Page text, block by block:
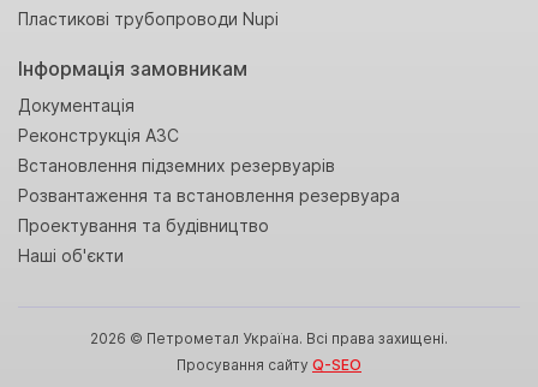
Пластикові трубопроводи Nupi
Інформація замовникам
Документація
Реконструкція АЗС
Встановлення підземних резервуарів
Розвантаження та встановлення резервуара
Проектування та будівництво
Наші об'єкти
2026 © Петрометал Україна. Всі права захищені.
Просування сайту Q-SEO